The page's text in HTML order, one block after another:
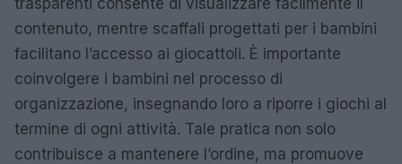
contenuto, mentre scaffali progettati per i bambini
facilitano l’accesso ai giocattoli. È importante
coinvolgere i bambini nel processo di
organizzazione, insegnando loro a riporre i giochi al
termine di ogni attività. Tale pratica non solo
contribuisce a mantenere l’ordine, ma promuove